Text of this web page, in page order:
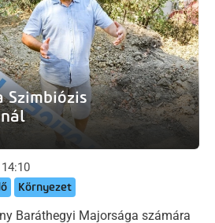
Szimbiózis
Környezet
Baráthegyi Majorsága számára